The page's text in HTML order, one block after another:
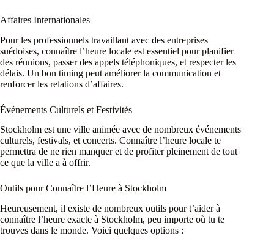
Affaires Internationales
Pour les professionnels travaillant avec des entreprises
suédoises, connaître l’heure locale est essentiel pour planifier
des réunions, passer des appels téléphoniques, et respecter les
délais. Un bon timing peut améliorer la communication et
renforcer les relations d’affaires.
Événements Culturels et Festivités
Stockholm est une ville animée avec de nombreux événements
culturels, festivals, et concerts. Connaître l’heure locale te
permettra de ne rien manquer et de profiter pleinement de tout
ce que la ville a à offrir.
Outils pour Connaître l’Heure à Stockholm
Heureusement, il existe de nombreux outils pour t’aider à
connaître l’heure exacte à Stockholm, peu importe où tu te
trouves dans le monde. Voici quelques options :